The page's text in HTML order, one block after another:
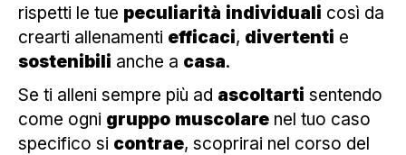
rispetti le tue peculiarità individuali così da
crearti allenamenti efficaci, divertenti e
sostenibili anche a casa.
Se ti alleni sempre più ad ascoltarti sentendo
come ogni gruppo muscolare nel tuo caso
specifico si contrae, scoprirai nel corso del